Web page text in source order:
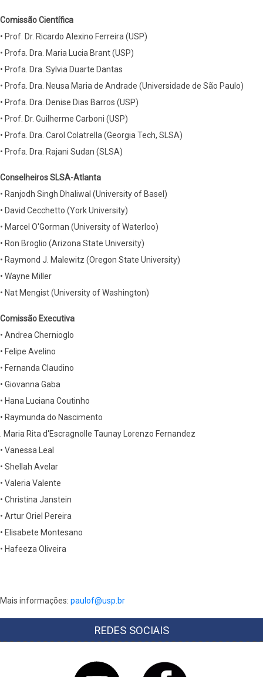
Comissão Científica
• Prof. Dr. Ricardo Alexino Ferreira (USP)
• Profa. Dra. Maria Lucia Brant (USP)
• Profa. Dra. Sylvia Duarte Dantas
• Profa. Dra. Neusa Maria de Andrade (Universidade de São Paulo)
• Profa. Dra. Denise Dias Barros (USP)
• Prof. Dr. Guilherme Carboni (USP)
• Profa. Dra. Carol Colatrella (Georgia Tech, SLSA)
• Profa. Dra. Rajani Sudan (SLSA)
Conselheiros SLSA-Atlanta
• Ranjodh Singh Dhaliwal (University of Basel)
• David Cecchetto (York University)
• Marcel O'Gorman (University of Waterloo)
• Ron Broglio (Arizona State University)
• Raymond J. Malewitz (Oregon State University)
• Wayne Miller
• Nat Mengist (University of Washington)
Comissão Executiva
• Andrea Chernioglo
• Felipe Avelino
• Fernanda Claudino
• Giovanna Gaba
• Hana Luciana Coutinho
• Raymunda do Nascimento
. Maria Rita d'Escragnolle Taunay Lorenzo Fernandez
• Vanessa Leal
• Shellah Avelar
• Valeria Valente
• Christina Janstein
• Artur Oriel Pereira
• Elisabete Montesano
• Hafeeza Oliveira
Mais informações: paulof@usp.br
REDES SOCIAIS